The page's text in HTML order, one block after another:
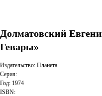
Долматовский
Гевары»
Издательство: Планета
Серия:
Год: 1974
ISBN: